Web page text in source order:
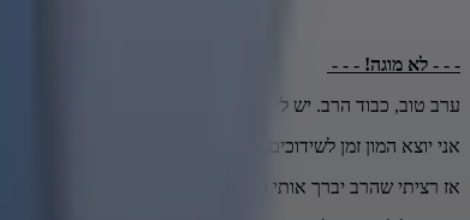
- - - לא מוגה! - - -
ערב טוב, כבוד הרב. יש לי שאלה וגם איזו בקשה מסוימת.
אני יוצא המון זמן לשידוכים, קשה לי קצת למצוא זיווג,
אז רציתי שהרב יברך אותי וידריך אותי איזו עצה טובה למצוא זיווג.